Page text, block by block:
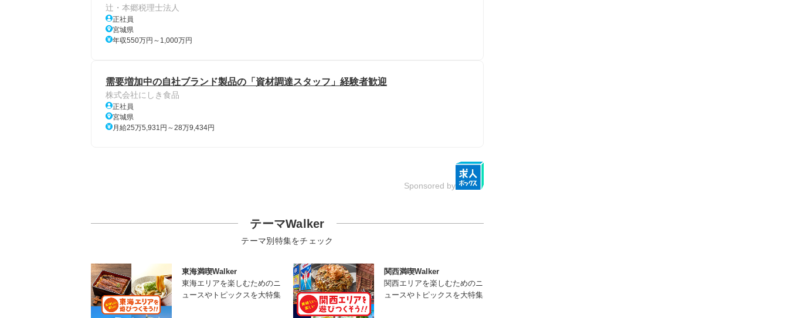
辻・本郷税理士法人
正社員
宮城県
年収550万円～1,000万円
需要増加中の自社ブランド製品の「資材調達スタッフ」経験者歓迎
株式会社にしき食品
正社員
宮城県
月給25万5,931円～28万9,434円
Sponsored by
テーマWalker
テーマ別特集をチェック
東海満喫Walker
東海エリアを楽しむためのニ
ュースやトピックスを大特集
関西満喫Walker
関西エリアを楽しむためのニ
ュースやトピックスを大特集